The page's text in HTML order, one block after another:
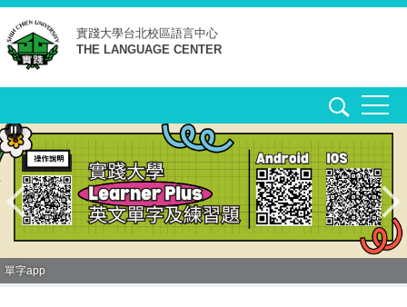
跳
到
主
要
容
區
實踐大學台北校區語言中心
THE LANGUAGE CENTER
單字app